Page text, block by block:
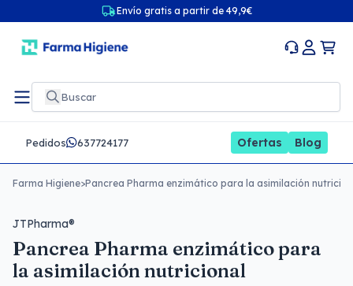
Envío gratis a partir de 49,9€
Pedidos 637724177 Ofertas Blog
Farma Higiene>Pancrea Pharma enzimático para la asimilación
JTPharma®
Pancrea Pharma enzimático para
la asimilación nutricional